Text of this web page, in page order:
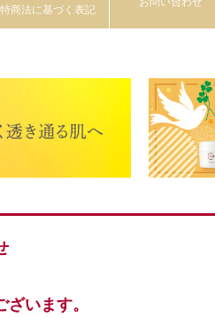
特商法に基づく表記
います。